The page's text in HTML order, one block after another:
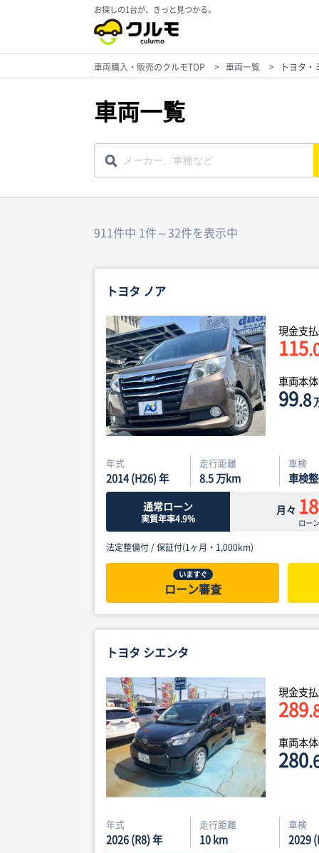
お探しの1台が、きっと見つかる。
車両購入・販売のクルモTOP > 車両一覧 > トヨタ
車両一覧
911件中 1件～32件を表示中
トヨタ ノア
現金支
115
車両本
99.8
年式
2014 (H26) 年
走行距離
8.5万km
車検
車検
通常ローン
実質年率4.9%
月々
ロー
法定整備付 /保証付(1ヶ月・1,000km)
いますぐ
ローン審査
トヨタ シエンタ
現金支
289
車両本
280
年式
2026 (R8) 年
走行距離
10km
車検
2029